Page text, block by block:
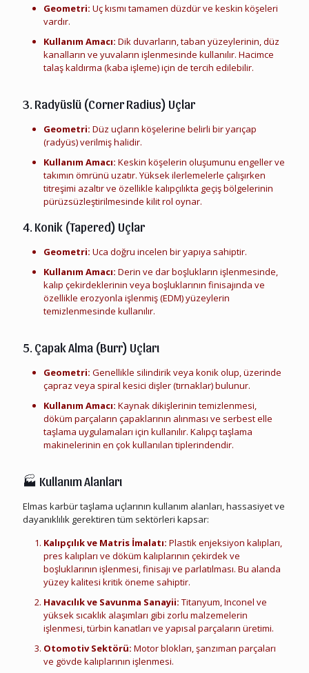
Geometri: Uç kısmı tamamen düzdür ve keskin köşeleri
vardır.
Kullanım Amacı: Dik duvarların, taban yüzeylerinin, düz
kanalların ve yuvaların işlenmesinde kullanılır. Hacimce
talaş kaldırma (kaba işleme) için de tercih edilebilir.
3. Radyüslü (Corner Radius) Uçlar
Geometri: Düz uçların köşelerine belirli bir yarıçap
(radyüs) verilmiş halidir.
Kullanım Amacı: Keskin köşelerin oluşumunu engeller ve
takımın ömrünü uzatır. Yüksek ilerlemelerle çalışırken
titreşimi azaltır ve özellikle kalıpçılıkta geçiş bölgelerinin
pürüzsüzleştirilmesinde kilit rol oynar.
4. Konik (Tapered) Uçlar
Geometri: Uca doğru incelen bir yapıya sahiptir.
Kullanım Amacı: Derin ve dar boşlukların işlenmesinde,
kalıp çekirdeklerinin veya boşluklarının finisajında ve
özellikle erozyonla işlenmiş (EDM) yüzeylerin
temizlenmesinde kullanılır.
5. Çapak Alma (Burr) Uçları
Geometri: Genellikle silindirik veya konik olup, üzerinde
çapraz veya spiral kesici dişler (tırnaklar) bulunur.
Kullanım Amacı: Kaynak dikişlerinin temizlenmesi,
döküm parçaların çapaklarının alınması ve serbest elle
taşlama uygulamaları için kullanılır. Kalıpçı taşlama
makinelerinin en çok kullanılan tiplerindendir.
🏭 Kullanım Alanları
Elmas karbür taşlama uçlarının kullanım alanları, hassasiyet ve
dayanıklılık gerektiren tüm sektörleri kapsar:
Kalıpçılık ve Matris İmalatı: Plastik enjeksiyon kalıpları,
pres kalıpları ve döküm kalıplarının çekirdek ve
boşluklarının işlenmesi, finisajı ve parlatılması. Bu alanda
yüzey kalitesi kritik öneme sahiptir.
Havacılık ve Savunma Sanayii: Titanyum, Inconel ve
yüksek sıcaklık alaşımları gibi zorlu malzemelerin
işlenmesi, türbin kanatları ve yapısal parçaların üretimi.
Otomotiv Sektörü: Motor blokları, şanzıman parçaları
ve gövde kalıplarının işlenmesi.